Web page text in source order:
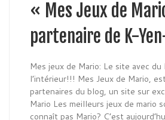
« Mes Jeux de
partenaire de K-
Mes jeux de Mario: Le site avec du
l’intérieur!!! Mes Jeux de Mario,
partenaires du blog, un site sur
Mario Les meilleurs jeux de mario
connaît pas Mario? C’est